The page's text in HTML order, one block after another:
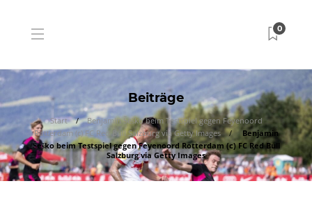
0
Beiträge
Start
Benjamin Šeško beim Testspiel gegen Feyenoord
Rotterdam (c) FC Red Bull Salzburg via Getty Images
Benjamin
Šeško beim Testspiel gegen Feyenoord Rotterdam (c) FC Red Bull
Salzburg via Getty Images